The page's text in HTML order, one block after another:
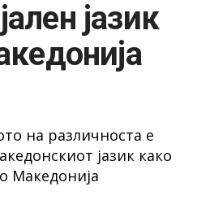
јазик